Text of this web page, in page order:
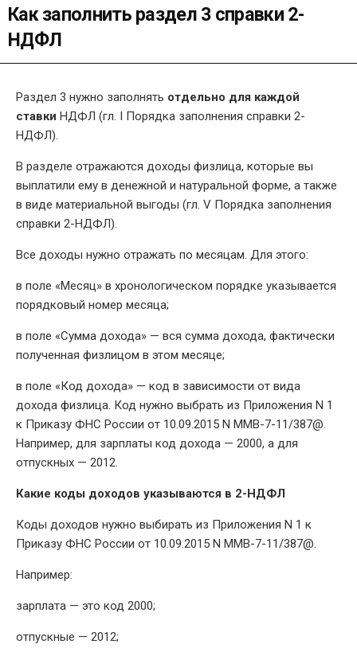
Как заполнить раздел 3 справки 2-
НДФЛ
Раздел 3 нужно заполнять отдельно для каждой
ставки НДФЛ (гл. I Порядка заполнения справки 2-
НДФЛ).
В разделе отражаются доходы физлица, которые вы
выплатили ему в денежной и натуральной форме, а также
в виде материальной выгоды (гл. V Порядка заполнения
справки 2-НДФЛ).
Все доходы нужно отражать по месяцам. Для этого:
в поле «Месяц» в хронологическом порядке указывается
порядковый номер месяца;
в поле «Сумма дохода» — вся сумма дохода, фактически
полученная физлицом в этом месяце;
в поле «Код дохода» — код в зависимости от вида
дохода физлица. Код нужно выбрать из Приложения N 1
к Приказу ФНС России от 10.09.2015 N ММВ-7-11/387@.
Например, для зарплаты код дохода — 2000, а для
отпускных — 2012.
Какие коды доходов указываются в 2-НДФЛ
Коды доходов нужно выбирать из Приложения N 1 к
Приказу ФНС России от 10.09.2015 N ММВ-7-11/387@.
Например:
зарплата — это код 2000;
отпускные — 2012;